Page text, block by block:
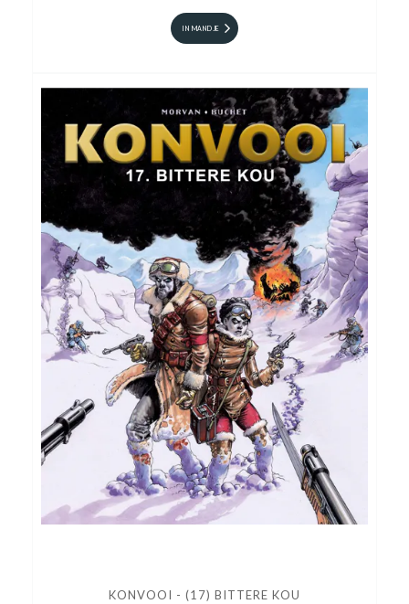
IN MANDJE
KONVOOI - (17) BITTERE KOU